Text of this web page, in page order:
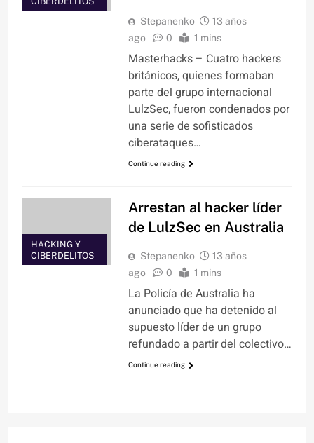
Stepanenko
13 años
ago
0 1 mins
Masterhacks – Cuatro hackers
británicos, quienes formaban
parte del grupo internacional
LulzSec, fueron condenados por
una serie de sofisticados
ciberataques…
Continue reading
HACKING Y
CIBERDELITOS
Arrestan al hacker líder
de LulzSec en Australia
Stepanenko
13 años
ago
0 1 mins
La Policía de Australia ha
anunciado que ha detenido al
supuesto líder de un grupo
refundado a partir del colectivo…
Continue reading